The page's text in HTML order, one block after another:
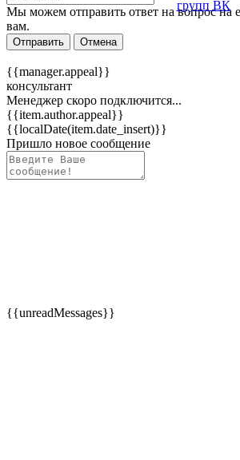
Мы можем отправить ответ на вопрос на
вам.
Отправить Отмена
{{manager.appeal}}
консультант
Менеджер скоро подключится...
{{item.author.appeal}}
{{localDate(item.date_insert)}}
Пришло новое сообщение
{{unreadMessages}}